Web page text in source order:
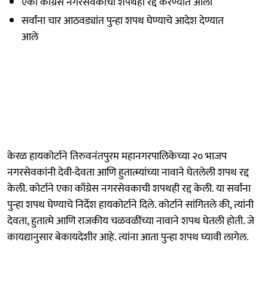
सर्वांना चार आठवड्यांत पुन्हा शपथ घेण्याचे आदेश देण्यात
आले
केरळ हायकोर्टाने तिरुवनंतपुरम महानगरपालिकेच्या २० भाजप
नगरसेवकांनी देवी-देवता आणि हुतात्म्यांच्या नावाने घेतलेली शपथ रद्द
केली. कोर्टाने एका काँग्रेस नगरसेवकाची शपथही रद्द केली. या सर्वांना
पुन्हा शपथ घेण्याचे निर्देश हायकोर्टाने दिले. कोर्टाने सांगितले की, त्यांनी
देवता, हुतात्मे आणि राजकीय चळवळींच्या नावाने शपथ घेतली होती. जे
कायद्यानुसार बेकायदेशीर आहे. त्यांना आता पुन्हा शपथ घ्यावी लागेल.